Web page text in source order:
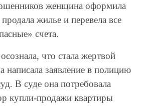
женщина оформила
жилье и перевела все
счета.
что стала жертвой
написала заявление в полицию
В суде она потребовала
купли-продажи квартиры